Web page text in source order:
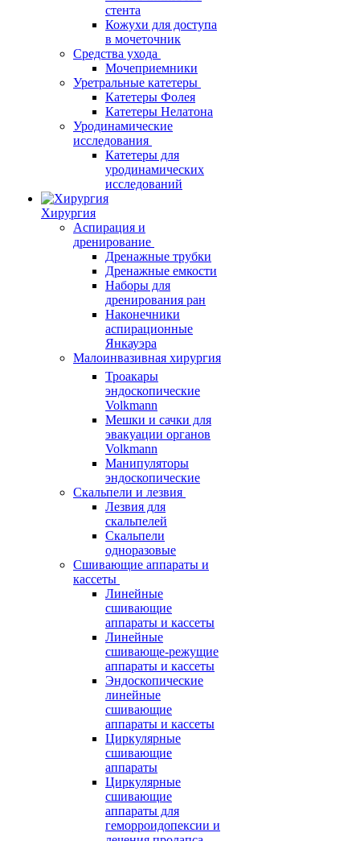
стента
Кожухи для доступа
в мочеточник
Средства ухода
Мочеприемники
Уретральные катетеры
Катетеры Фолея
Катетеры Нелатона
Уродинамические
исследования
Катетеры для
уродинамических
исследований
Хирургия
Аспирация и
дренирование
Дренажные трубки
Дренажные емкости
Наборы для
дренирования ран
Наконечники
аспирационные
Янкауэра
Малоинвазивная хирургия
Троакары
эндоскопические
Volkmann
Мешки и сачки для
эвакуации органов
Volkmann
Манипуляторы
эндоскопические
Скальпели и лезвия
Лезвия для
скальпелей
Скальпели
одноразовые
Сшивающие аппараты и
кассеты
Линейные
сшивающие
аппараты и кассеты
Линейные
сшивающе-режущие
аппараты и кассеты
Эндоскопические
линейные
сшивающие
аппараты и кассеты
Циркулярные
сшивающие
аппараты
Циркулярные
сшивающие
аппараты для
геморроидопексии и